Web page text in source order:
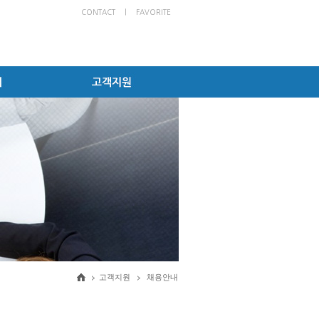
CONTACT FAVORITE
고객지원 채용안내